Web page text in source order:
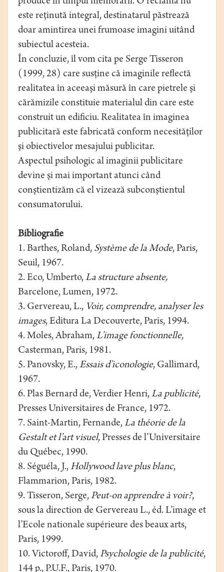
este reţinută integral, destinatarul păstrează
doar amintirea unei frumoase imagini uitând
subiectul acesteia.
În concluzie, îl vom cita pe Serge Tisseron
(1999, 28) care susţine că imaginile reflectă
realitatea în aceeaşi măsură în care pietrele şi
cărămizile constituie materialul din care este
construit un edificiu. Realitatea în imaginea
publicitară este fabricată conform necesităţilor
şi obiectivelor mesajului publicitar.
Aspectul psihologic al imaginii publicitare
devine şi mai important atunci când
conştientizăm că el vizează subconştientul
consumatorului.
Bibliografie
1. Barthes, Roland, Système de la Mode, Paris,
Seuil, 1967.
2. Eco, Umberto,La structure absente,
Barcelone, Lumen, 1972.
3. Gervereau, L., Voir, comprendre, analyser les
images, Editura La Decouverte, Paris, 1994.
4. Moles, Abraham,L’image fonctionnelle,
Casterman, Paris, 1981.
5. Panovsky, E.,Essais d’iconologie, Gallimard,
1967.
6. Plas Bernard de, Verdier Henri,La publicité,
Presses Universitaires de France, 1972.
7. Saint-Martin, Fernande,La théorie de la
Gestalt et l’art visuel, Presses de l’Universitaire
du Québec, 1990.
8. Séguéla, J.,Hollywood lave plus blanc,
Flammarion, Paris, 1982.
9. Tisseron, Serge,Peut-on apprendre à voir?,
sous la direction de Gervereau L., éd. L’image et
l’Ecole nationale supérieure des beaux arts,
Paris, 1999.
10. Victoroff, David,Psychologie de la publicité,
144 p., P.U.F., Paris, 1970.